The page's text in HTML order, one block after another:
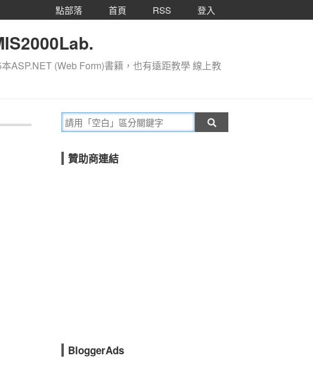
點部落 首頁 RSS 登入
ASP.NET (Web Form)書籍，也有遠距教學 線上教
贊助商連結
BloggerAds